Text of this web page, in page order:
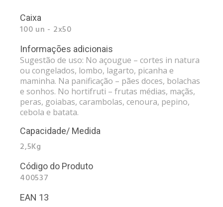
Caixa
100 un - 2x50
Informações adicionais
Sugestão de uso: No açougue – cortes in natura
ou congelados, lombo, lagarto, picanha e
maminha. Na panificação – pães doces, bolachas
e sonhos. No hortifruti – frutas médias, maçãs,
peras, goiabas, carambolas, cenoura, pepino,
cebola e batata.
Capacidade/ Medida
2,5Kg
Código do Produto
400537
EAN 13